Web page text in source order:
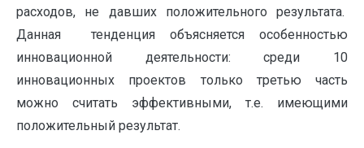
расходов, не давших положительного результата.
Данная тенденция объясняется особенностью
инновационной деятельности: среди 10
инновационных проектов только третью часть
можно считать эффективными, т.е. имеющими
положительный результат.